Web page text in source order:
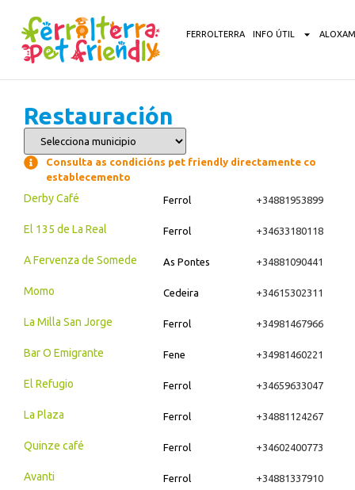
FERROLTERRA INFO ÚTIL
Restauración
Consulta as condicións pet friendly directamente co
establecemento
Derby Café Ferrol +34881953899
El 135 de La Real Ferrol +34633180118
A Fervenza de Somede As Pontes +34881090441
Momo Cedeira +34615302311
La Milla San Jorge Ferrol +34981467966
Bar O Emigrante Fene +34981460221
El Refugio Ferrol +34659633047
La Plaza Ferrol +34881124267
Quinze café Ferrol +34602400773
Avanti Ferrol +34881337910